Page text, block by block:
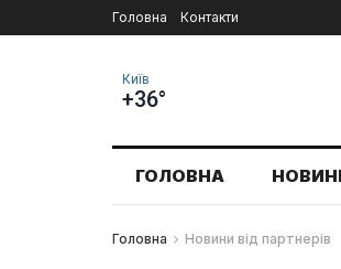
Головна Контакти
Київ
+36°
ГОЛОВНА
Головна Новини від партнерів